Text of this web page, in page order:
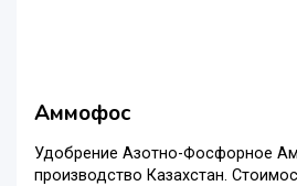
Аммофос
Удобрение Азотно-Фосфорное
производство Казахстан.